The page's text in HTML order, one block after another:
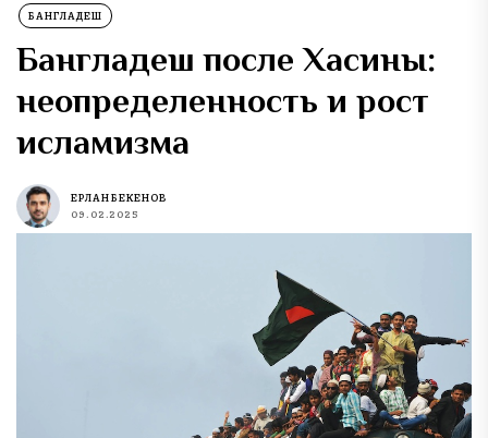
БАНГЛАДЕШ
Бангладеш после Хасины:
неопределенность и рост
исламизма
ЕРЛАН БЕКЕНОВ
09.02.2025